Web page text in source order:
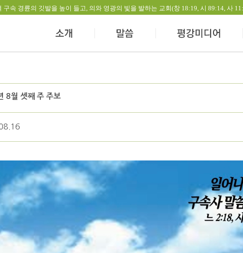
구속 경륜의 깃발을 높이 들고, 의와 영광의 빛을 발하는 교회(창 18:19, 시 89:14, 사
8월 셋째 주 주보